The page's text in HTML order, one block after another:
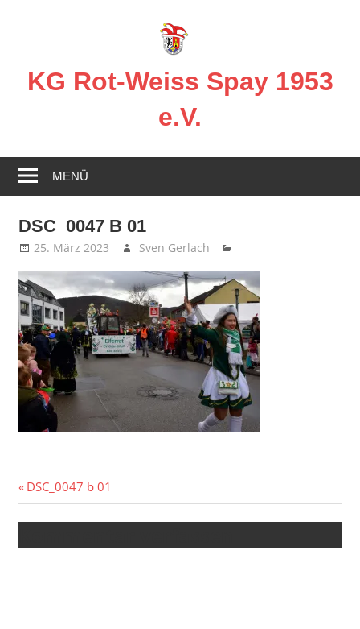
KG Rot-Weiss Spay 1953
e.V.
in
Spay!
MENÜ
DSC_0047 B 01
25. März 2023 Sven Gerlach
Beitragsnavigation
Vorheriger
Beitrag:
DSC_0047 b 01